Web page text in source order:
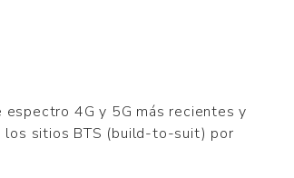
4G y 5G más recientes y
los sitios BTS (build-to-suit) por